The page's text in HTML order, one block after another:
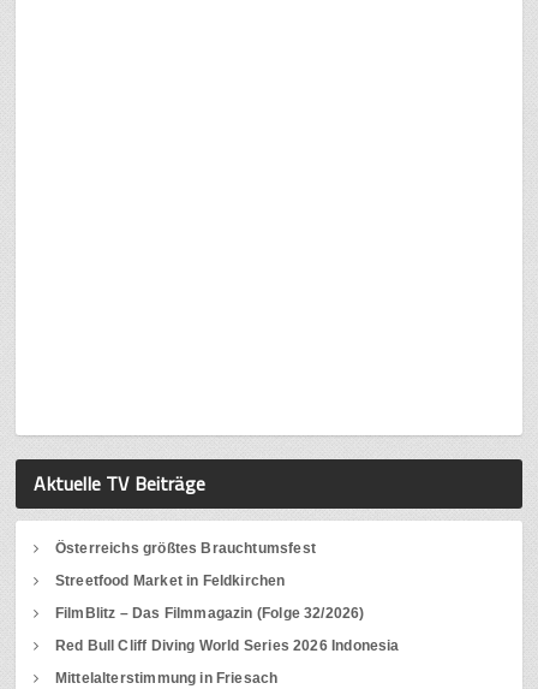
Aktuelle TV Beiträge
Österreichs größtes Brauchtumsfest
Streetfood Market in Feldkirchen
FilmBlitz – Das Filmmagazin (Folge 32/2026)
Red Bull Cliff Diving World Series 2026 Indonesia
Mittelalterstimmung in Friesach